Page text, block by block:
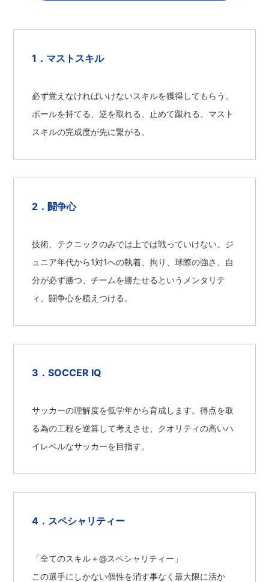
マストスキル
必ず覚えなければいけないスキルを獲得してもらう。
ボールを持てる、逆を取れる、止めて蹴れる。マスト
スキルの完成度が先に繋がる。
闘争心
技術、テクニックのみでは上では戦っていけない。ジ
ュニア年代から1対1への執着、拘り、球際の強さ、自
分が必ず勝つ、チームを勝たせるというメンタリテ
ィ、闘争心を植えつける。
SOCCER IQ
サッカーの理解度を低学年から育成します。得点を取
る為の工程を逆算して考えさせ、クオリティの高いハ
イレベルなサッカーを目指す。
スペシャリティー
「全てのスキル＋@スペシャリティー」
この選手にしかない個性を消す事なく最大限に活か